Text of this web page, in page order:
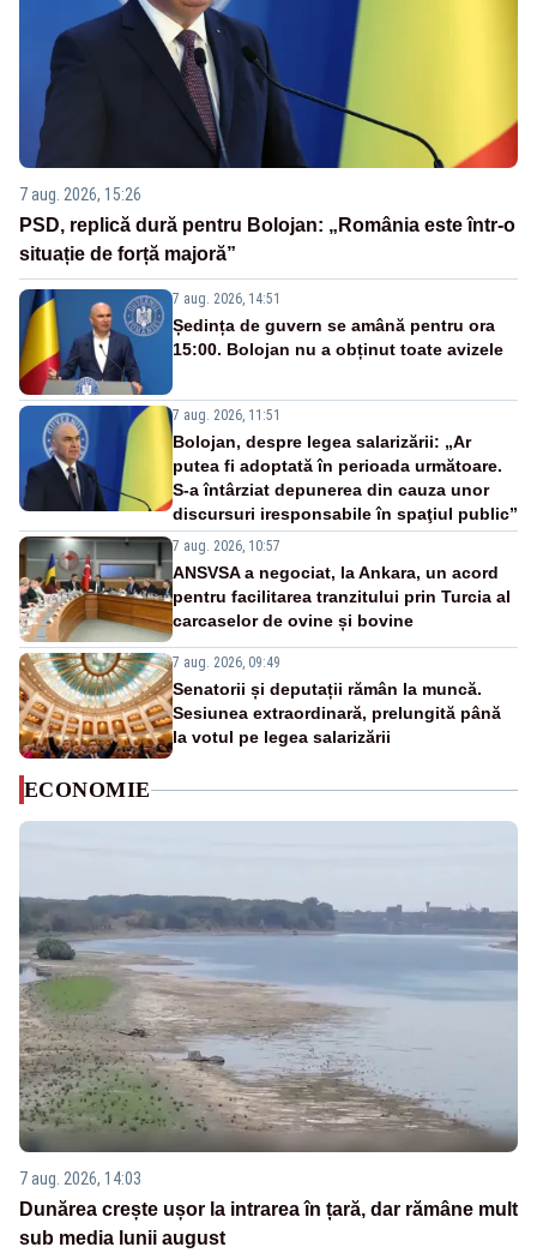
7 aug. 2026, 15:26
PSD, replică dură pentru Bolojan: „România este într-o
situație de forță majoră”
7 aug. 2026, 14:51
Ședința de guvern se amână pentru ora
15:00. Bolojan nu a obținut toate avizele
7 aug. 2026, 11:51
Bolojan, despre legea salarizării: „Ar
putea fi adoptată în perioada următoare.
S-a întârziat depunerea din cauza unor
discursuri iresponsabile în spaţiul public”
7 aug. 2026, 10:57
ANSVSA a negociat, la Ankara, un acord
pentru facilitarea tranzitului prin Turcia al
carcaselor de ovine și bovine
7 aug. 2026, 09:49
Senatorii și deputații rămân la muncă.
Sesiunea extraordinară, prelungită până
la votul pe legea salarizării
ECONOMIE
7 aug. 2026, 14:03
Dunărea crește ușor la intrarea în țară, dar rămâne mult
sub media lunii august